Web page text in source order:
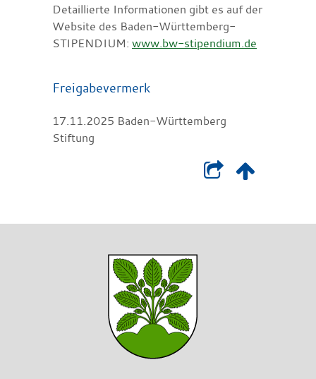
Detaillierte Informationen gibt es auf der
Website des Baden-Württemberg-
STIPENDIUM: www.bw-stipendium.de
Freigabevermerk
17.11.2025 Baden-Württemberg
Stiftung